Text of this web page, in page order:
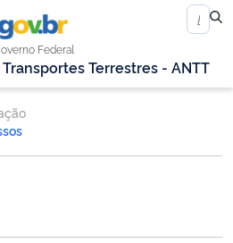
Federal
Terrestres - ANTT